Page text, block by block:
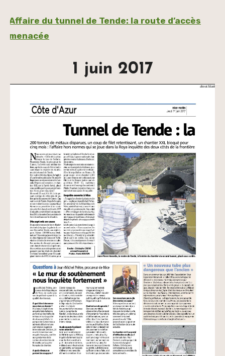
Affaire du tunnel de Tende: la route d’accès
menacée
1 juin 2017